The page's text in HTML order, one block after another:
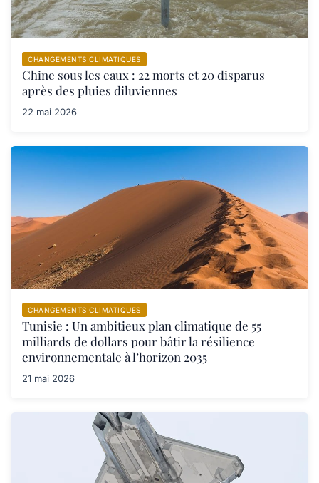
CHANGEMENTS CLIMATIQUES
Chine sous les eaux : 22 morts et 20 disparus
après des pluies diluviennes
22 mai 2026
CHANGEMENTS CLIMATIQUES
Tunisie : Un ambitieux plan climatique de 55
milliards de dollars pour bâtir la résilience
environnementale à l’horizon 2035
21 mai 2026